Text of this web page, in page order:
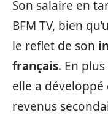
Son salaire en
BFM TV, bien
le reflet de son
français. En
elle a développé
revenus